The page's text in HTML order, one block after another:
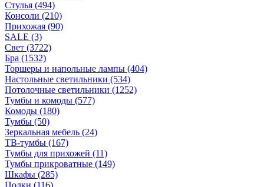
Стулья (494)
Консоли (210)
Прихожая (90)
SALE (3)
Свет (3722)
Бра (1532)
Торшеры и напольные лампы (404)
Настольные светильники (534)
Потолочные светильники (1252)
Тумбы и комоды (577)
Комоды (180)
Тумбы (50)
Зеркальная мебель (24)
ТВ-тумбы (167)
Тумбы для прихожей (11)
Тумбы прикроватные (149)
Шкафы (285)
Полки (116)